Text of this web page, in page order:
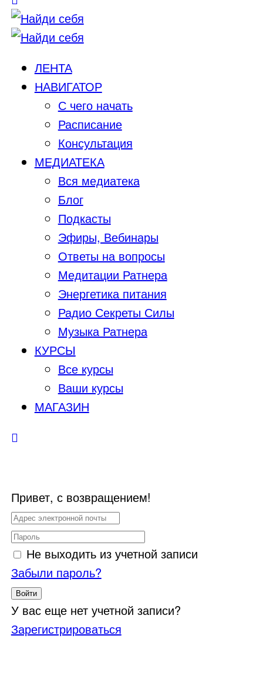
ЛЕНТА
НАВИГАТОР
С чего начать
Расписание
Консультация
МЕДИАТЕКА
Вся медиатека
Блог
Подкасты
Эфиры, Вебинары
Ответы на вопросы
Медитации Ратнера
Энергетика питания
Радио Секреты Силы
Музыка Ратнера
КУРСЫ
Все курсы
Ваши курсы
МАГАЗИН
Привет, с возвращением!
Не выходить из учетной записи
Забыли пароль?
Войти
У вас еще нет учетной записи?
Зарегистрироваться